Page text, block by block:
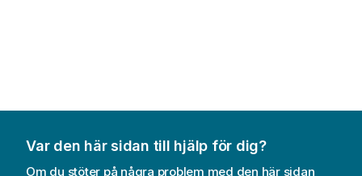
Var den här sidan till hjälp för dig?
Om du stöter på några problem med den här sidan